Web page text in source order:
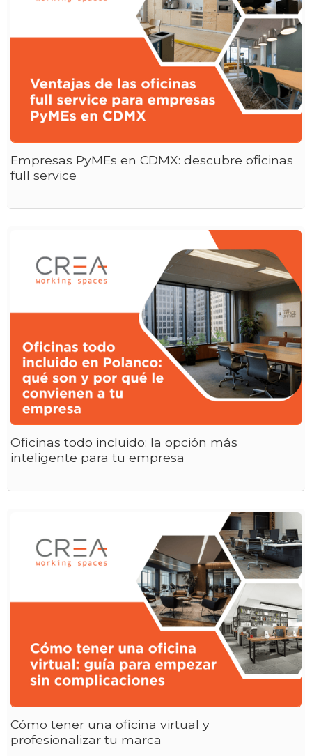
Empresas PyMEs en CDMX: descubre oficinas
full service
Oficinas todo incluido: la opción más
inteligente para tu empresa
Cómo tener una oficina virtual y
profesionalizar tu marca